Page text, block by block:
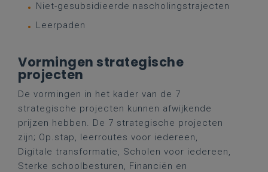
Niet-gesubsidieerde nascholingstrajecten
Leerpaden
Vormingen strategische
projecten
De vormingen in het kader van de 7
strategische projecten kunnen afwijkende
prijzen hebben. De 7 strategische projecten
zijn; Op.stap, leerroutes voor iedereen,
Digitale transformatie, Scholen voor iedereen,
Sterke schoolbesturen, Financiën en